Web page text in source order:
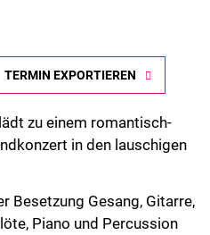
TERMIN EXPORTIEREN
zu einem romantisch-
in den lauschigen
Besetzung Gesang, Gitarre,
Piano und Percussion